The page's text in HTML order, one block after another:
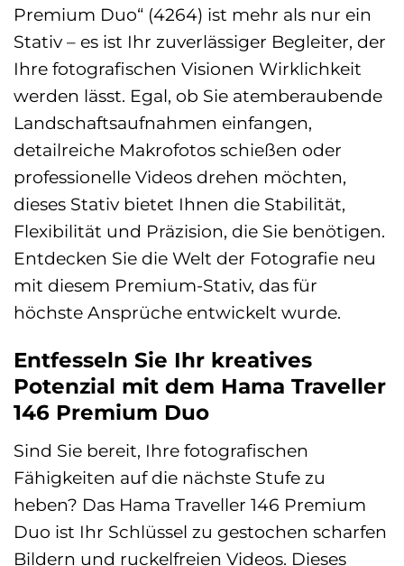
Premium Duo“ (4264) ist mehr als nur ein
Stativ – es ist Ihr zuverlässiger Begleiter, der
Ihre fotografischen Visionen Wirklichkeit
werden lässt. Egal, ob Sie atemberaubende
Landschaftsaufnahmen einfangen,
detailreiche Makrofotos schießen oder
professionelle Videos drehen möchten,
dieses Stativ bietet Ihnen die Stabilität,
Flexibilität und Präzision, die Sie benötigen.
Entdecken Sie die Welt der Fotografie neu
mit diesem Premium-Stativ, das für
höchste Ansprüche entwickelt wurde.
Entfesseln Sie Ihr kreatives
Potenzial mit dem Hama Traveller
146 Premium Duo
Sind Sie bereit, Ihre fotografischen
Fähigkeiten auf die nächste Stufe zu
heben? Das Hama Traveller 146 Premium
Duo ist Ihr Schlüssel zu gestochen scharfen
Bildern und ruckelfreien Videos. Dieses